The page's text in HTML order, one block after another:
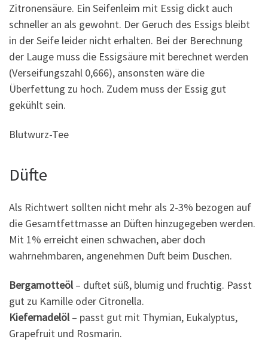
Zitronensäure. Ein Seifenleim mit Essig dickt auch
schneller an als gewohnt. Der Geruch des Essigs bleibt
in der Seife leider nicht erhalten. Bei der Berechnung
der Lauge muss die Essigsäure mit berechnet werden
(Verseifungszahl 0,666), ansonsten wäre die
Überfettung zu hoch. Zudem muss der Essig gut
gekühlt sein.
Blutwurz-Tee
Düfte
Als Richtwert sollten nicht mehr als 2-3% bezogen auf
die Gesamtfettmasse an Düften hinzugegeben werden.
Mit 1% erreicht einen schwachen, aber doch
wahrnehmbaren, angenehmen Duft beim Duschen.
Bergamotteöl– duftet süß, blumig und fruchtig. Passt
gut zu Kamille oder Citronella.
Kiefernadelöl– passt gut mit Thymian, Eukalyptus,
Grapefruit und Rosmarin.